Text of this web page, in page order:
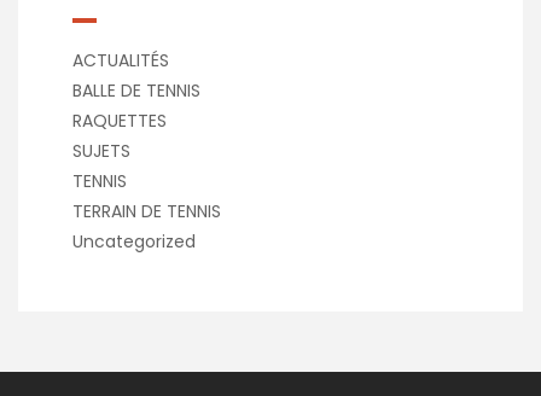
ACTUALITÉS
BALLE DE TENNIS
RAQUETTES
SUJETS
TENNIS
TERRAIN DE TENNIS
Uncategorized